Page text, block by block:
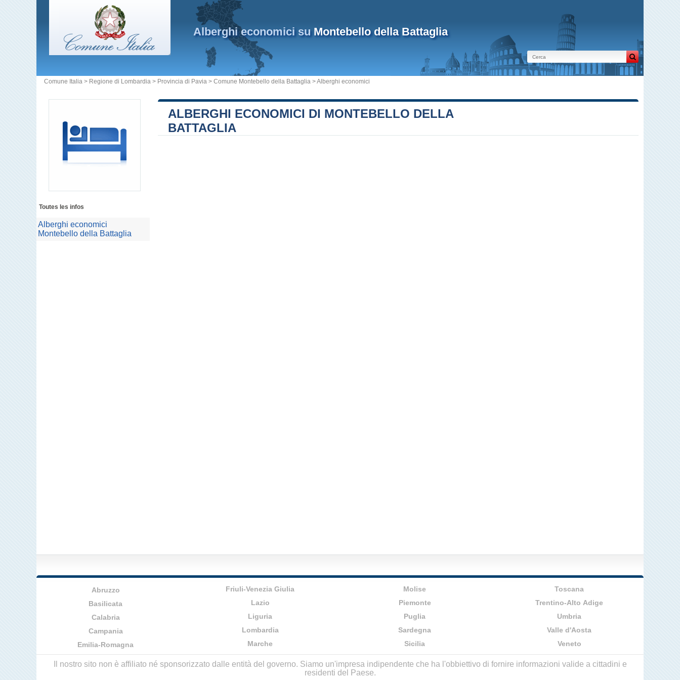
Alberghi economici suMontebello della Battaglia
Comune Italia > Regione di Lombardia > Provincia di Pavia > Comune Montebello della Battaglia > Alberghi economici
ALBERGHI ECONOMICI DI MONTEBELLO DELLA
BATTAGLIA
Toutes les infos
Alberghi economici
Montebello della Battaglia
Abruzzo
Basilicata
Calabria
Campania
Emilia-Romagna
Friuli-Venezia Giulia
Lazio
Liguria
Lombardia
Marche
Molise
Piemonte
Puglia
Sardegna
Sicilia
Toscana
Trentino-Alto Adige
Umbria
Valle d'Aosta
Veneto
Il nostro sito non è affiliato né sponsorizzato dalle entità del governo. Siamo un'impresa indipendente che ha l'obbiettivo di fornire informazioni valide a cittadini e
residenti del Paese.